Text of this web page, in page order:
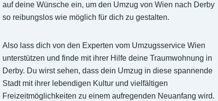
auf deine Wünsche ein, um den Umzug von Wien nach Derby
so reibungslos wie möglich für dich zu gestalten.
Also lass dich von den Experten vom Umzugsservice Wien
unterstützen und finde mit ihrer Hilfe deine Traumwohnung in
Derby. Du wirst sehen, dass dein Umzug in diese spannende
Stadt mit ihrer lebendigen Kultur und vielfältigen
Freizeitmöglichkeiten zu einem aufregenden Neuanfang wird.